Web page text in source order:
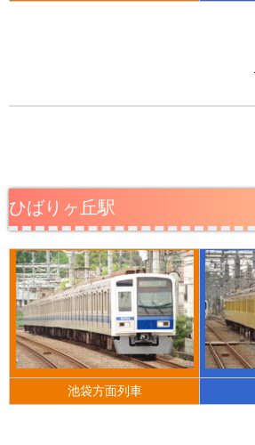
ひばりヶ丘駅
池袋方面列車